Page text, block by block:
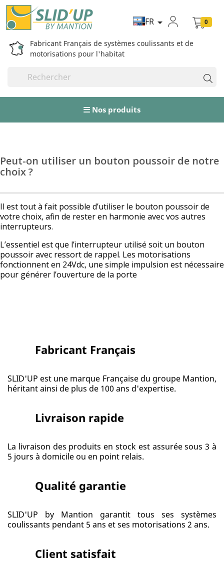
Fabricant Français de systèmes coulissants et de
motorisations pour l'habitat
FR  0
Nos produits
Peut-on utiliser un bouton poussoir de notre
choix ?
Il est tout à fait possible d’utiliser le bouton poussoir de
votre choix, afin de rester en harmonie avec vos autres
interrupteurs.
L’essentiel est que l’interrupteur utilisé soit un bouton
poussoir avec ressort de rappel. Les motorisations
fonctionnent en 24Vdc, une simple impulsion est nécessaire
pour générer l’ouverture de la porte
Fabricant Français
SLID'UP est une marque Française du groupe Mantion,
héritant ainsi de plus de 100 ans d'expertise.
Livraison rapide
La livraison des produits en stock est assurée sous 3 à
5 jours à domicile ou en point relais.
Qualité garantie
SLID'UP by Mantion garantit tous ses systèmes
coulissants pendant 5 ans et ses motorisations 2 ans.
Client satisfait